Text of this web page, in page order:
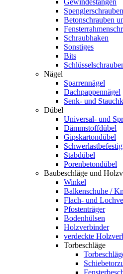
Gewindestangen
Spenglerschrauben
Betonschrauben
Schraubhaken
Sonstiges
Bits
Nägel
Sparrennägel
Dachpappennägel
Senk- und
Dübel
Universal- und
Dämmstoffdübel
Gipskartondübel
Stabdübel
Porenbetondübel
Baubeschläge und
Winkel
Balkenschuhe /
Flach- und
Pfostenträger
Bodenhülsen
Holzverbinder
verdeckte
Torbeschläge